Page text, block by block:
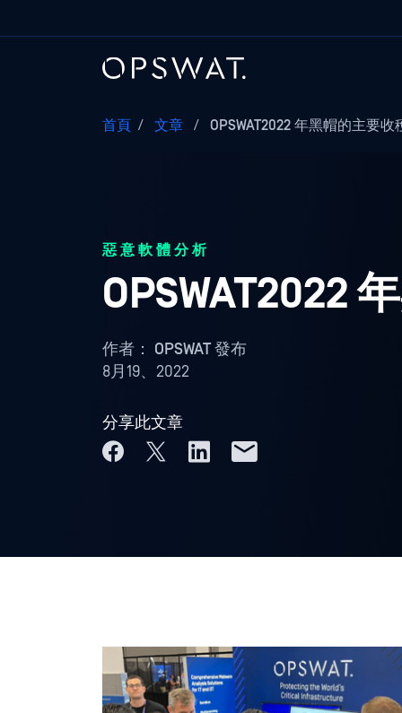
首頁 / 文章 / OPSWAT2022 年黑帽的主要收
惡意軟體分析
OPSWAT2022
作者： OPSWAT 發布
8月19、2022
分享此文章